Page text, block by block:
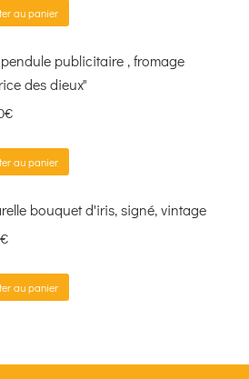
au panier
publicitaire , fromage
des dieux"
€
au panier
bouquet d'iris, signé, vintage
€
au panier